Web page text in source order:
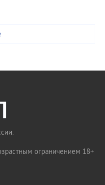
ограничением 18+